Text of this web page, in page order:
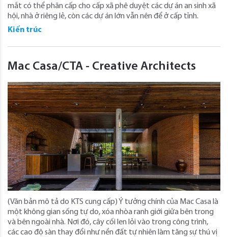
mắt có thể phân cấp cho cấp xã phê duyệt các dự án an sinh xã
hội, nhà ở riêng lẻ, còn các dự án lớn vẫn nên để ở cấp tỉnh.
Kiến trúc
Mac Casa/CTA - Creative Architects
(Văn bản mô tả do KTS cung cấp) Ý tưởng chính của Mac Casa là
một không gian sống tự do, xóa nhòa ranh giới giữa bên trong
và bên ngoài nhà. Nơi đó, cây cối len lỏi vào trong công trình,
các cao độ sàn thay đổi như nền đất tự nhiên làm tăng sự thú vị